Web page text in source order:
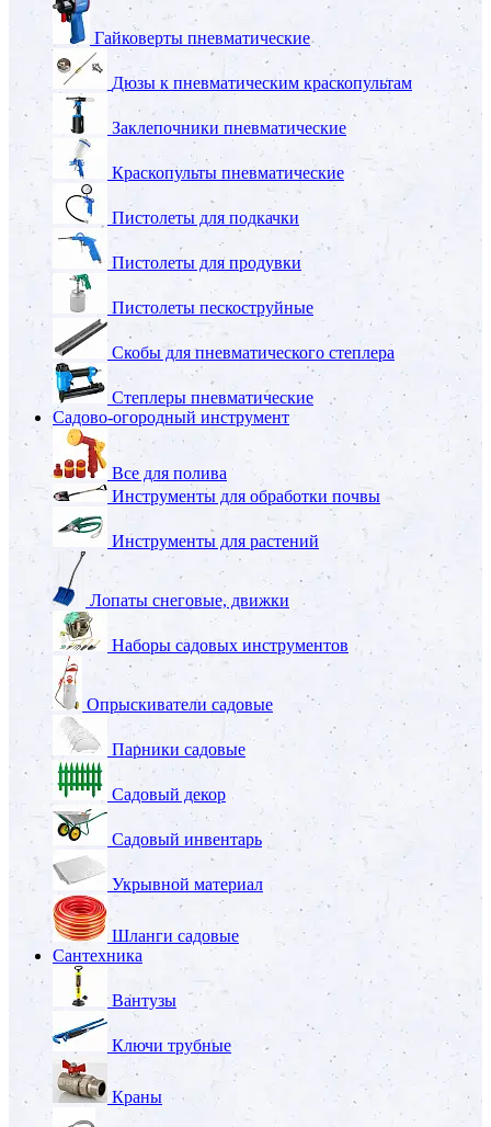
Гайковерты пневматические
Дюзы к пневматическим краскопультам
Заклепочники пневматические
Краскопульты пневматические
Пистолеты для подкачки
Пистолеты для продувки
Пистолеты пескоструйные
Скобы для пневматического степлера
Степлеры пневматические
Садово-огородный инструмент
Все для полива
Инструменты для обработки почвы
Инструменты для растений
Лопаты снеговые, движки
Наборы садовых инструментов
Опрыскиватели садовые
Парники садовые
Садовый декор
Садовый инвентарь
Укрывной материал
Шланги садовые
Сантехника
Вантузы
Ключи трубные
Краны